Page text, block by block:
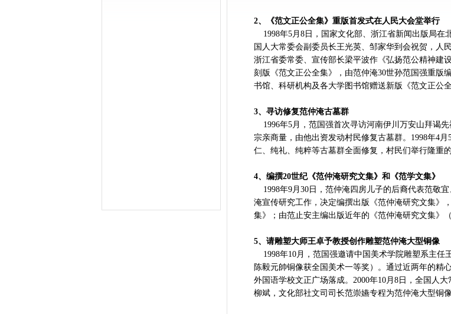
2、《范文正公全集》重版首发式在人民大会堂举行
1998年5月8日，国家文化部、浙江省新闻出版局在
国人大常委会副委员长王光英、邹家华到会祝贺，人
浙江省委常委、宣传部长梁平波作《弘扬范公精神建
刻版《范文正公全集》，由范仲淹30世孙范国强重版
书馆、科研机构及各大学图书馆赠送新版《范文正公全
3、寻访修复范仲淹古墓群
1996年5月，范国强首次寻访河南伊川万安山拜谒
宗亲商量，由他出资发动村民修复古墓群。1998年4
仁、纯礼、纯粹等古墓群全面修复，村民们举行隆重
4、编撰20世纪《范仲淹研究文集》和《范学文集》
1998年9月30日，范仲淹四房儿子的后裔代表范敬
淹宣传研究工作，决定编撰出版《范仲淹研究文集》
集》；由范止安主编出版近年的《范仲淹研究文集》
5、请雕塑大师王卓予教授创作雕塑范仲淹大型铜像
1998年10月，范国强邀请中国美术学院雕塑系主任
陈毅元帥铜像获全国美术一等奖）。通过近两年的精
外国语学校文正广场落成。2000年10月8日，全国人
柳斌，文化部社文司司长范崇嬿专程为范仲淹大型铜